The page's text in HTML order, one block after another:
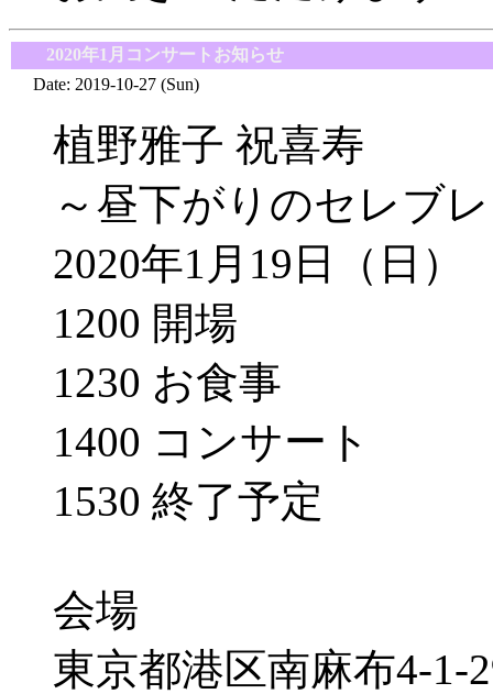
2020年1月コンサートお知らせ
Date: 2019-10-27 (Sun)
植野雅子 祝喜寿
～昼下がりのセレブ
2020年1月19日（日）
1200 開場
1230 お食事
1400 コンサート
1530 終了予定
会場
東京都港区南麻布4-1-